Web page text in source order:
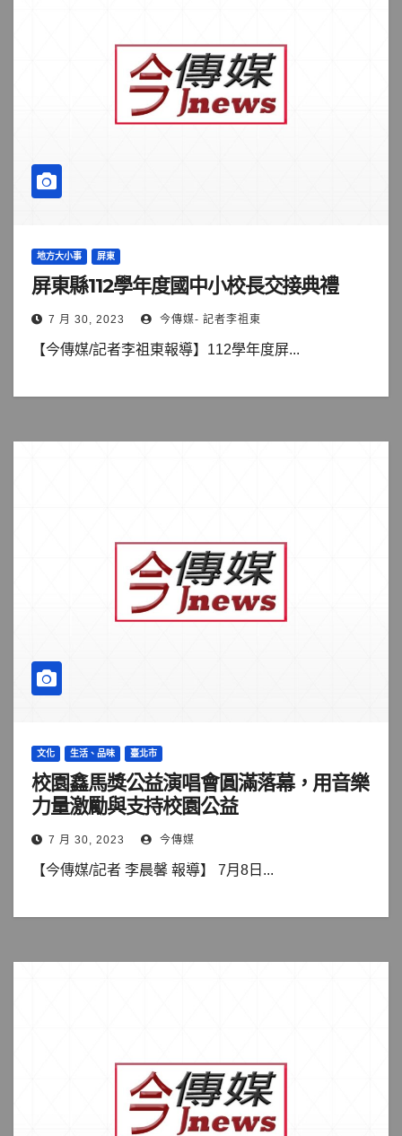
地方大小事 屏東
屏東縣112學年度國中小校長交接典禮
7 月 30, 2023 今傳媒- 記者李祖東
【今傳媒/記者李祖東報導】112學年度屏...
文化 生活、品味 臺北市
校園鑫馬獎公益演唱會圓滿落幕，用音樂
力量激勵與支持校園公益
7 月 30, 2023 今傳媒
【今傳媒/記者 李晨馨 報導】 7月8日...